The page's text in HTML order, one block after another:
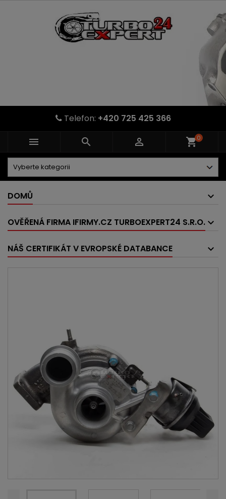
Telefon: +420 725 425 366
   shopping_cart0
DOMŮ
OVĚŘENÁ FIRMA IFIRMY.CZ TURBOEXPERT24 S.R.O.
NÁŠ CERTIFIKÁT V EVROPSKÉ DATABANCE